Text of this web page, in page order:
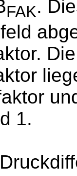
FAK.
1.